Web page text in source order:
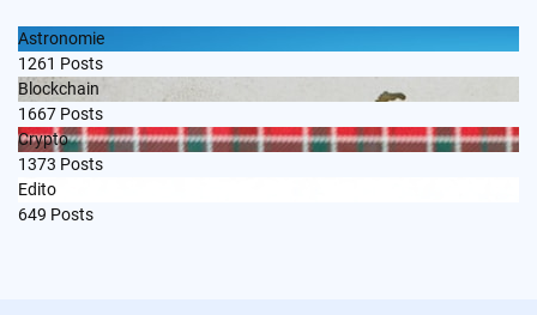
Astronomie
1261 Posts
Blockchain
1667 Posts
Crypto
1373 Posts
Edito
649 Posts